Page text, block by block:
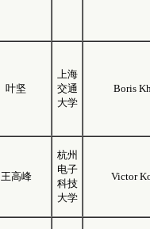
叶坚
上海
交通
大学
Boris
王高峰
杭州
电子
科技
大学
Victor